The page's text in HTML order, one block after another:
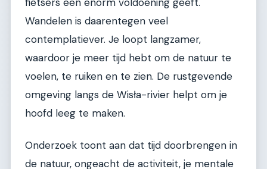
Wandelen is daarentegen veel
contemplatiever. Je loopt langzamer,
waardoor je meer tijd hebt om de natuur te
voelen, te ruiken en te zien. De rustgevende
omgeving langs de Wisła-rivier helpt om je
hoofd leeg te maken.
Onderzoek toont aan dat tijd doorbrengen in
de natuur, ongeacht de activiteit, je mentale